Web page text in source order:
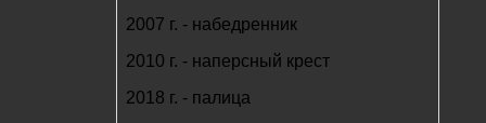
2007 г. - набедренник
2010 г. - наперсный крест
2018 г. - палица